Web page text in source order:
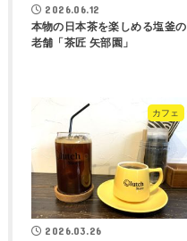
2026.06.12
本物の日本茶を楽しめる塩釜の
老舗「茶匠 矢部園」
カフェ
2026.03.26